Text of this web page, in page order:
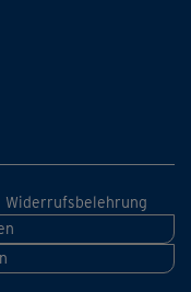
Widerrufsbelehrung